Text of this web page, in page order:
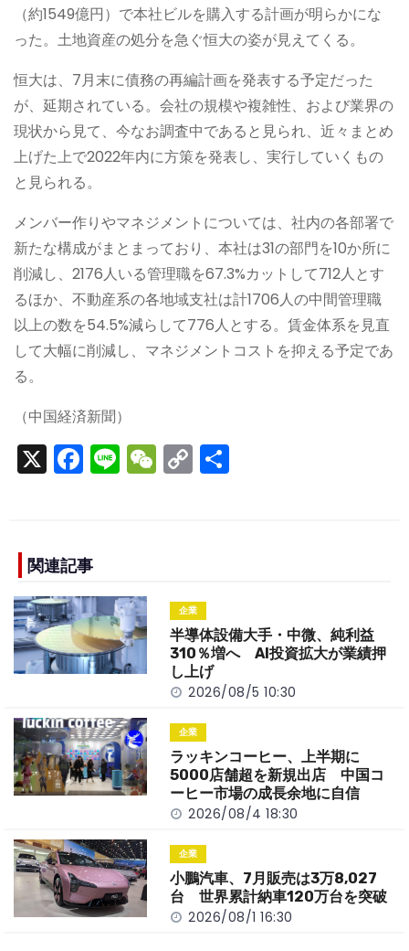
（約1549億円）で本社ビルを購入する計画が明らかにな
った。土地資産の処分を急ぐ恒大の姿が見えてくる。
恒大は、7月末に債務の再編計画を発表する予定だった
が、延期されている。会社の規模や複雑性、および業界の
現状から見て、今なお調査中であると見られ、近々まとめ
上げた上で2022年内に方策を発表し、実行していくもの
と見られる。
メンバー作りやマネジメントについては、社内の各部署で
新たな構成がまとまっており、本社は31の部門を10か所に
削減し、2176人いる管理職を67.3%カットして712人とす
るほか、不動産系の各地域支社は計1706人の中間管理職
以上の数を54.5%減らして776人とする。賃金体系を見直
して大幅に削減し、マネジメントコストを抑える予定であ
る。
（中国経済新聞）
X F
a
e
b
o
o
k
Li
n
W
e
C
o
n
k
関連記事
企業
半導体設備大手・中微、純利益
310％増へ AI投資拡大が業績押
し上げ
2026/08/5 10:30
企業
ラッキンコーヒー、上半期に
5000店舗超を新規出店 中国コ
ーヒー市場の成長余地に自信
2026/08/4 18:30
企業
小鵬汽車、7月販売は3万8,027
台 世界累計納車120万台を突破
2026/08/1 16:30